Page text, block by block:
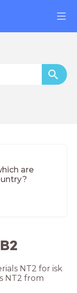
are
NT2 for isk
NT2 from